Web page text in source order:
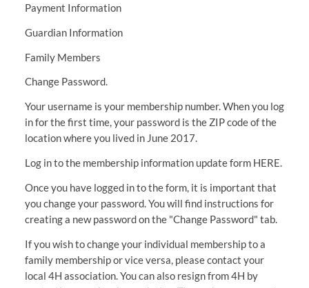
Payment Information
Guardian Information
Family Members
Change Password.
Your username is your membership number. When you log
in for the first time, your password is the ZIP code of the
location where you lived in June 2017.
Log in to the membership information update form HERE.
Once you have logged in to the form, it is important that
you change your password. You will find instructions for
creating a new password on the "Change Password" tab.
If you wish to change your individual membership to a
family membership or vice versa, please contact your
local 4H association. You can also resign from 4H by